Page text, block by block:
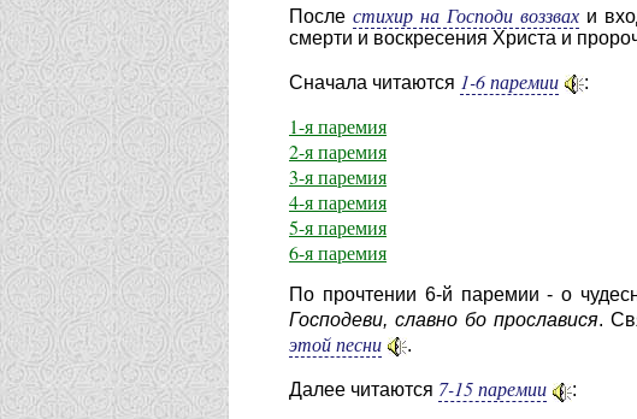
После стихир на Господи воззвах и
смерти и воскресения Христа и
Сначала читаются 1-6 паремии :
1-я паремия
2-я паремия
3-я паремия
4-я паремия
5-я паремия
6-я паремия
По прочтении 6-й паремии - о
Господеви, славно бо прославися.
этой песни
.
Далее читаются 7-15 паремии :